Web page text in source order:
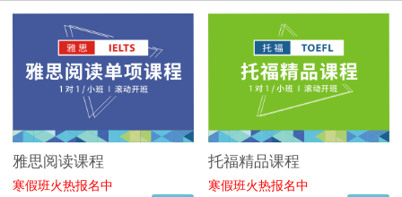
雅思阅读课程
寒假班火热报名中
托福精品课程
寒假班火热报名中